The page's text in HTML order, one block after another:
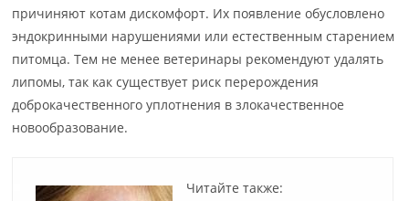
причиняют котам дискомфорт. Их появление обусловлено
эндокринными нарушениями или естественным старением
питомца. Тем не менее ветеринары рекомендуют удалять
липомы, так как существует риск перерождения
доброкачественного уплотнения в злокачественное
новообразование.
Читайте также: